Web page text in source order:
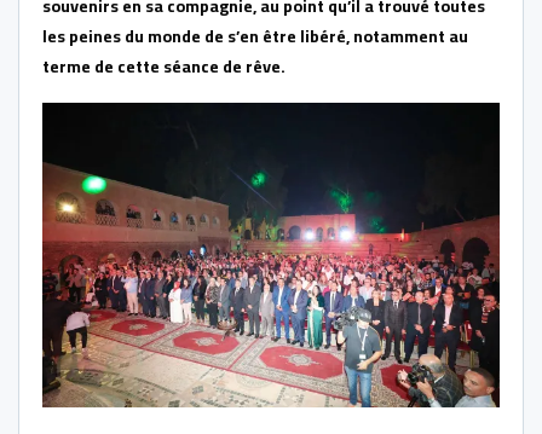
les peines du monde de s’en être libéré, notamment au
terme de cette séance de rêve.